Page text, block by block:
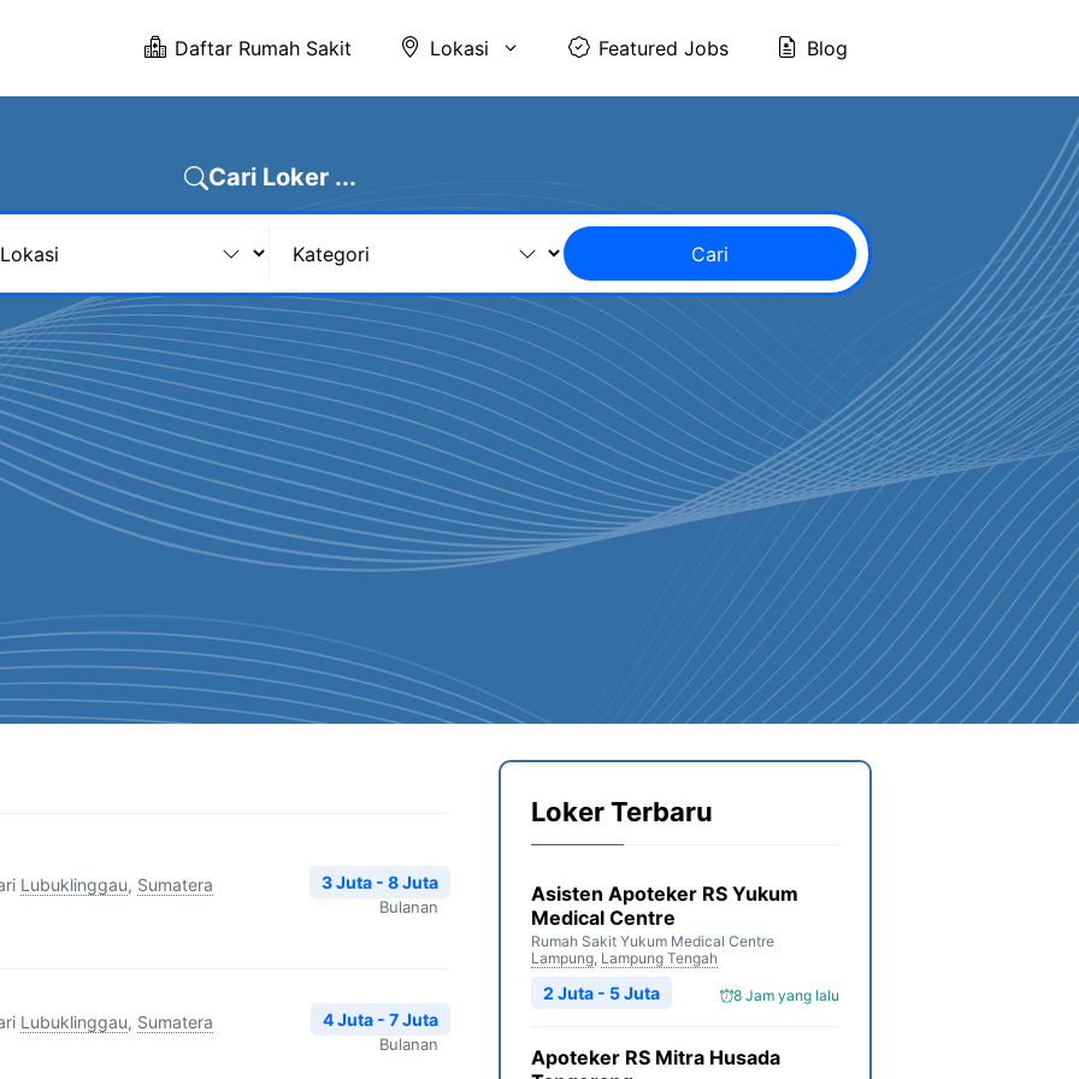
Daftar Rumah Sakit Lokasi Featured Jobs Blog
Cari Loker ...
Cari
Lubuklinggau, Sumatera
3 Juta - 8 Juta
Bulanan
Lubuklinggau, Sumatera
4 Juta - 7 Juta
Bulanan
Loker Terbaru
Asisten Apoteker RS Yukum
Medical Centre
Rumah Sakit Yukum Medical Centre
Lampung, Lampung Tengah
8 Jam yang lalu
2 Juta - 5 Juta
Apoteker RS Mitra Husada